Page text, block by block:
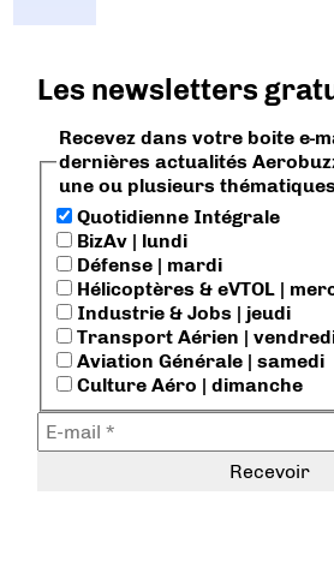
Les newsletters
Recevez dans votre boite e-
dernières actualités
une ou plusieurs
Quotidienne Intégrale
BizAv | lundi
Défense | mardi
Hélicoptères & eVTOL |
Industrie & Jobs | jeudi
Transport Aérien |
Aviation Générale | samedi
Culture Aéro | dimanche